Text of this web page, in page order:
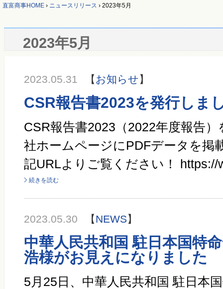
直富商事HOME › ニュースリリース › 2023年5月
2023年5月
2023.05.31 【お知らせ 】
CSR報告書2023を発行しま
CSR報告書2023（2022年度報告
社ホームページにPDFデータを掲
記URLよりご覧ください！ https://
続きを読む
2023.05.30 【NEWS】
中華人民共和国 駐日本国特
浩様がお見えになりました
5月25日、中華人民共和国 駐日本